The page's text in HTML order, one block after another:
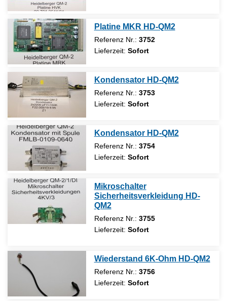
Platine MKR HD-QM2
Referenz Nr.: 3752
Lieferzeit: Sofort
Kondensator HD-QM2
Referenz Nr.: 3753
Lieferzeit: Sofort
Kondensator HD-QM2
Referenz Nr.: 3754
Lieferzeit: Sofort
Mikroschalter
Sicherheitsverkleidung HD-
QM2
Referenz Nr.: 3755
Lieferzeit: Sofort
Wiederstand 6K-Ohm HD-QM2
Referenz Nr.: 3756
Lieferzeit: Sofort